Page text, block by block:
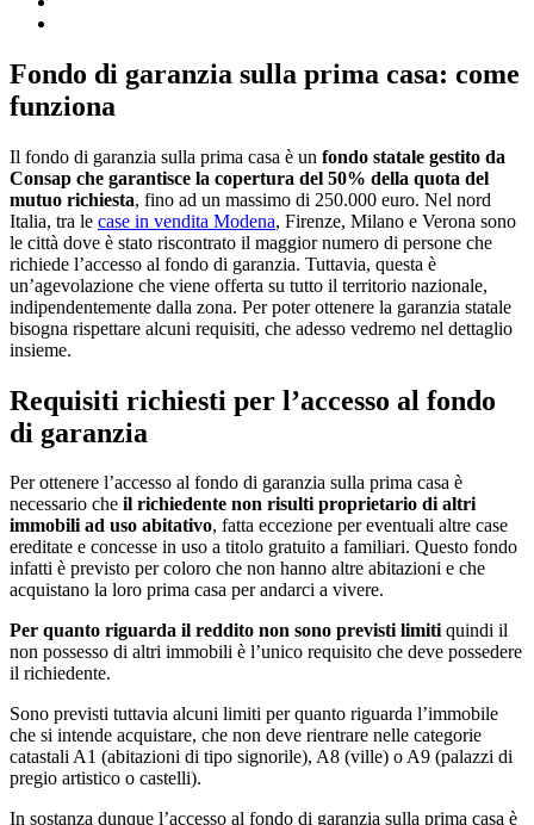
Fondo di garanzia sulla prima casa: come
funziona
Il fondo di garanzia sulla prima casa è un fondo statale gestito da
Consap che garantisce la copertura del 50% della quota del
mutuo richiesta, fino ad un massimo di 250.000 euro. Nel nord
Italia, tra le case in vendita Modena, Firenze, Milano e Verona sono
le città dove è stato riscontrato il maggior numero di persone che
richiede l’accesso al fondo di garanzia. Tuttavia, questa è
un’agevolazione che viene offerta su tutto il territorio nazionale,
indipendentemente dalla zona. Per poter ottenere la garanzia statale
bisogna rispettare alcuni requisiti, che adesso vedremo nel dettaglio
insieme.
Requisiti richiesti per l’accesso al fondo
di garanzia
Per ottenere l’accesso al fondo di garanzia sulla prima casa è
necessario che il richiedente non risulti proprietario di altri
immobili ad uso abitativo, fatta eccezione per eventuali altre case
ereditate e concesse in uso a titolo gratuito a familiari. Questo fondo
infatti è previsto per coloro che non hanno altre abitazioni e che
acquistano la loro prima casa per andarci a vivere.
Per quanto riguarda il reddito non sono previsti limitiquindi il
non possesso di altri immobili è l’unico requisito che deve possedere
il richiedente.
Sono previsti tuttavia alcuni limiti per quanto riguarda l’immobile
che si intende acquistare, che non deve rientrare nelle categorie
catastali A1 (abitazioni di tipo signorile), A8 (ville) o A9 (palazzi di
pregio artistico o castelli).
In sostanza dunque l’accesso al fondo di garanzia sulla prima casa è